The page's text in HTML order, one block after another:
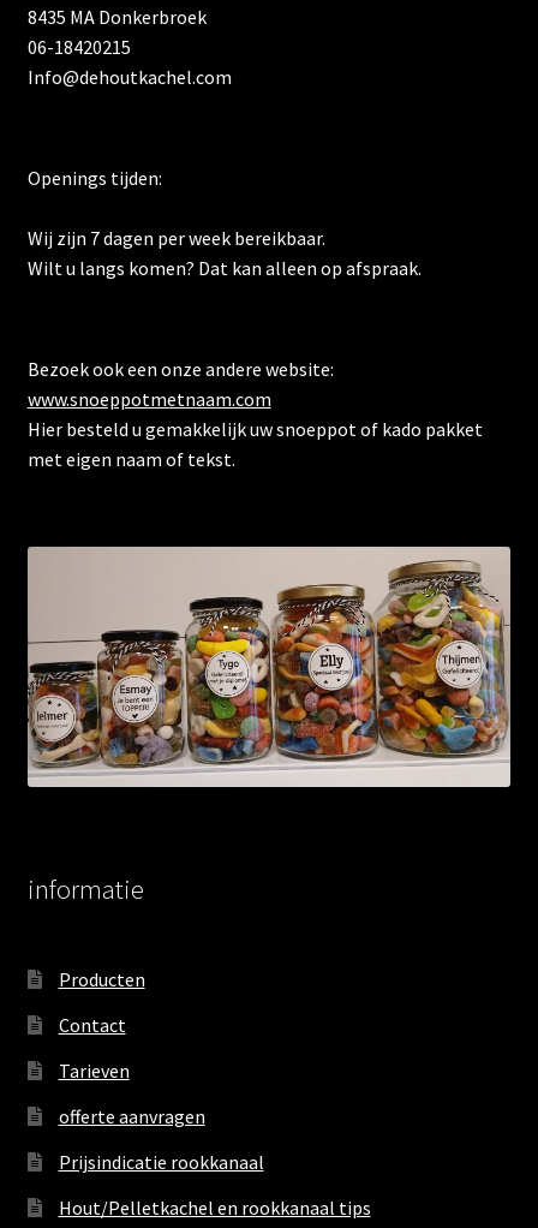
8435 MA Donkerbroek
06-18420215
Info@dehoutkachel.com
Openings tijden:
Wij zijn 7 dagen per week bereikbaar.
Wilt u langs komen? Dat kan alleen op afspraak.
Bezoek ook een onze andere website:
www.snoeppotmetnaam.com
Hier besteld u gemakkelijk uw snoeppot of kado pakket
met eigen naam of tekst.
informatie
Producten
Contact
Tarieven
offerte aanvragen
Prijsindicatie rookkanaal
Hout/Pelletkachel en rookkanaal tips